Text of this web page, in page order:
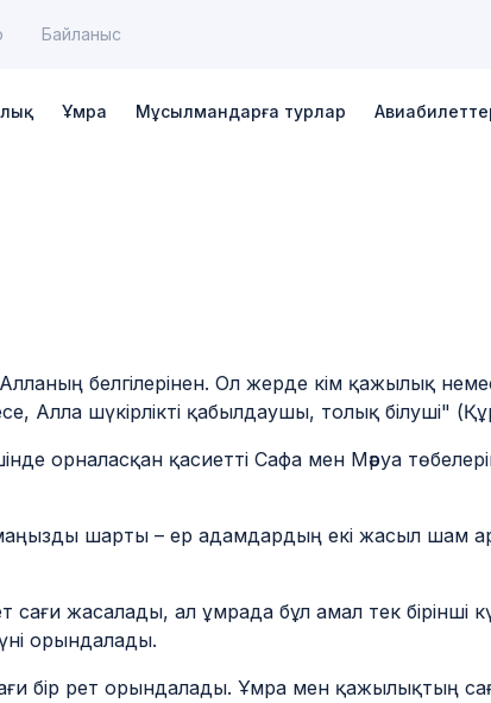
Байланыс
Ұмра Мұсылмандарға турлар
белгілерінен. Ол жерде кім қажылық
Алла шүкірлікті қабылдаушы, толық білуші"
орналасқан қасиетті Сафа мен Мәруа
шарты – ер адамдардың екі жасыл шам
сағи жасалады, ал ұмрада бұл амал тек бірінші
орындалады.
бір рет орындалады. Ұмра мен қажылықтың сағиы